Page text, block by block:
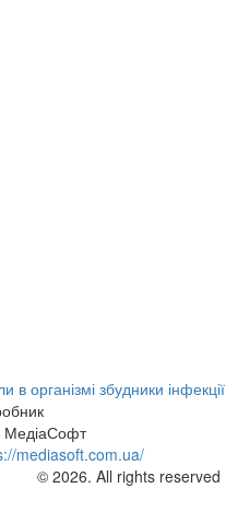
в організмі збудники інфекції
mediasoft.com.ua/
© 2026. All rights reserved